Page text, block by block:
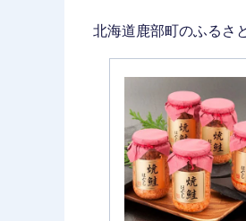
北海道鹿部町のふるさ